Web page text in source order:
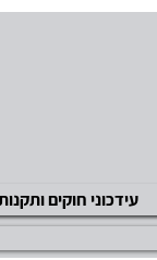
עידכוני חוקים